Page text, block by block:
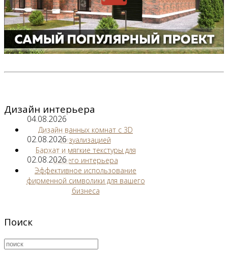
Дизайн интерьера
04.08.2026
Дизайн ванных комнат с 3D
визуализацией
02.08.2026
Бархат и мягкие текстуры для
вашего интерьера
02.08.2026
Эффективное использование
фирменной символики для вашего
бизнеса
Поиск